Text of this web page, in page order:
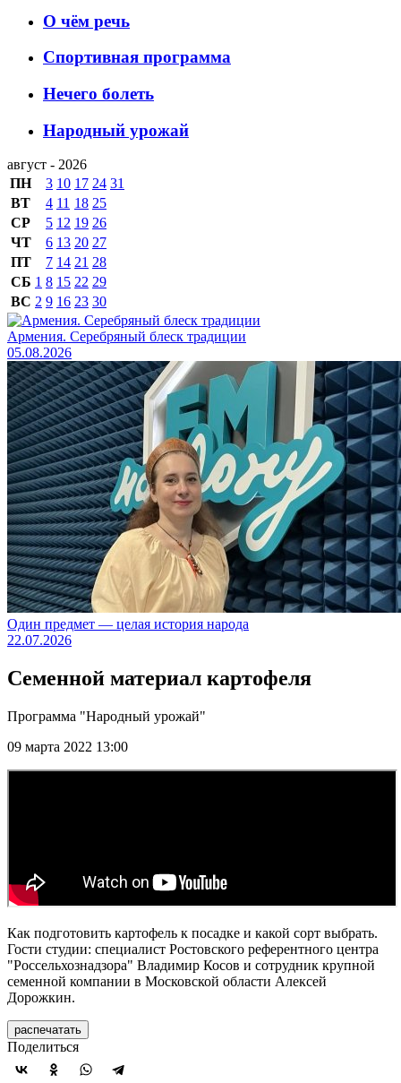
О чём речь
Спортивная программа
Нечего болеть
Народный урожай
август - 2026
ПН
3 10 17 24 31
ВТ
4 11 18 25
СР
5 12 19 26
ЧТ
6 13 20 27
ПТ
7 14 21 28
СБ 1 8 15 22 29
ВС 2 9 16 23 30
Армения. Серебряный блеск традиции
05.08.2026
Один предмет — целая история народа
22.07.2026
Семенной материал картофеля
Программа "Народный урожай"
09 марта 2022 13:00
Как подготовить картофель к посадке и какой сорт выбрать.
Гости студии: специалист Ростовского референтного центра
"Россельхознадзора" Владимир Косов и сотрудник крупной
семенной компании в Московской области Алексей
Дорожкин.
распечатать
Поделиться